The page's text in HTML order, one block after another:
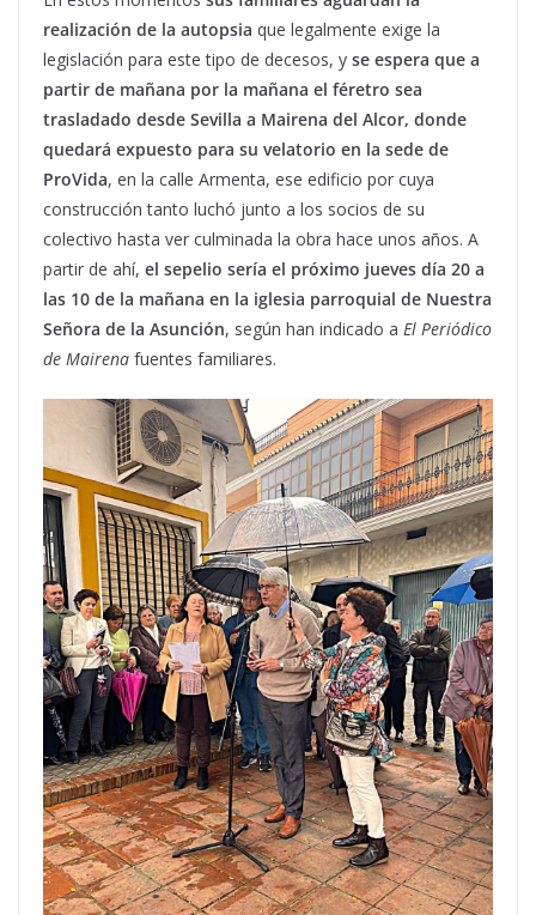
realización de la autopsia que legalmente exige la
legislación para este tipo de decesos, y se espera que a
partir de mañana por la mañana el féretro sea
trasladado desde Sevilla a Mairena del Alcor, donde
quedará expuesto para su velatorio en la sede de
ProVida, en la calle Armenta, ese edificio por cuya
construcción tanto luchó junto a los socios de su
colectivo hasta ver culminada la obra hace unos años. A
partir de ahí, el sepelio sería el próximo jueves día 20 a
las 10 de la mañana en la iglesia parroquial de Nuestra
Señora de la Asunción, según han indicado a El Periódico
de Mairena fuentes familiares.